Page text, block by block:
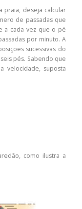
praia, deseja calcular
de passadas que
a cada vez que o pé
por minuto. A
sucessivas do
pés. Sabendo que
velocidade, suposta
como ilustra a